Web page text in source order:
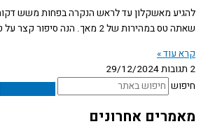
להגיע מאשקלון עד לראש הנקרה בפחות משש
שאתה טס במהירות של 2 מאך. הנה סיפור קצר על טיסה מהירה
קרא עוד »
2 תגובות
29/12/2024
חיפוש
מאמרים אחרונים